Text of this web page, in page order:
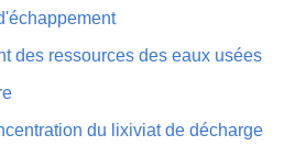
des ressources des eaux usées
du lixiviat de décharge